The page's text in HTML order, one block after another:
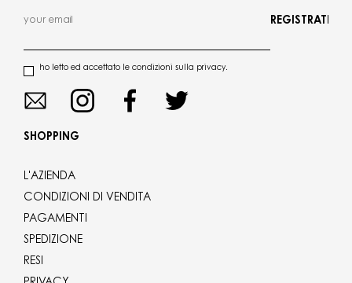
ho letto ed accettato le condizioni sulla privacy.
REGISTRATI
SHOPPING
L'AZIENDA
CONDIZIONI DI VENDITA
PAGAMENTI
SPEDIZIONE
RESI